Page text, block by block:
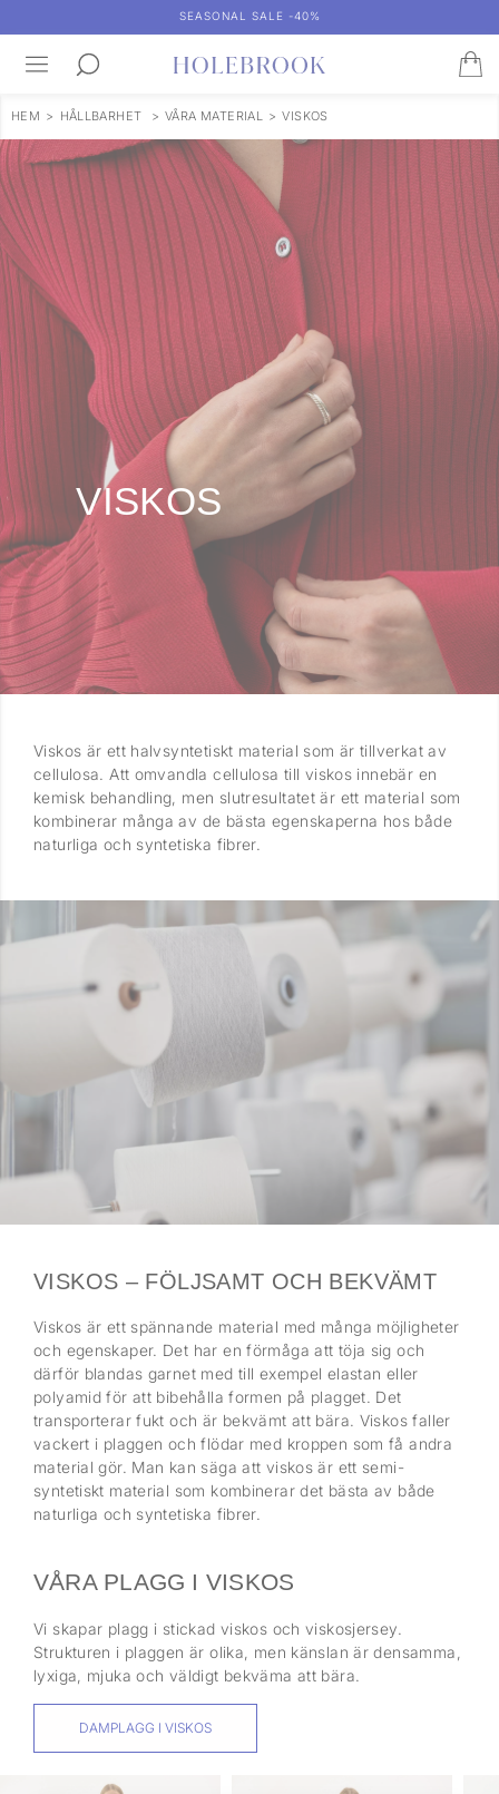
SEASONAL SALE -40%
HEM > HÅLLBARHET > VÅRA MATERIAL > VISKOS
VISKOS
Viskos är ett halvsyntetiskt material som är tillverkat av
cellulosa. Att omvandla cellulosa till viskos innebär en
kemisk behandling, men slutresultatet är ett material som
kombinerar många av de bästa egenskaperna hos både
naturliga och syntetiska fibrer.
VISKOS – FÖLJSAMT OCH BEKVÄMT
Viskos är ett spännande material med många möjligheter
och egenskaper. Det har en förmåga att töja sig och
därför blandas garnet med till exempel elastan eller
polyamid för att bibehålla formen på plagget. Det
transporterar fukt och är bekvämt att bära. Viskos faller
vackert i plaggen och flödar med kroppen som få andra
material gör. Man kan säga att viskos är ett semi-
syntetiskt material som kombinerar det bästa av både
naturliga och syntetiska fibrer.
VÅRA PLAGG I VISKOS
Vi skapar plagg i stickad viskos och viskosjersey.
Strukturen i plaggen är olika, men känslan är densamma,
lyxiga, mjuka och väldigt bekväma att bära.
DAMPLAGG I VISKOS